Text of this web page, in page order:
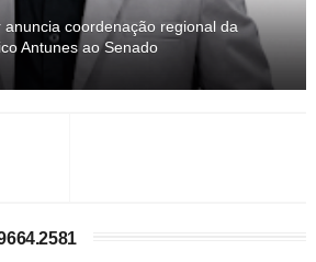
coordenação regional da
Antunes ao Senado